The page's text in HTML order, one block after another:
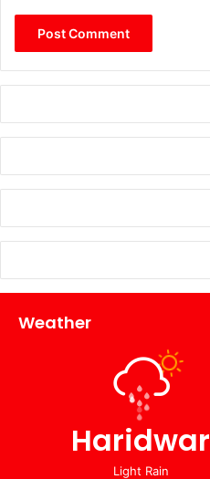
Weather
Haridwar
Light Rain